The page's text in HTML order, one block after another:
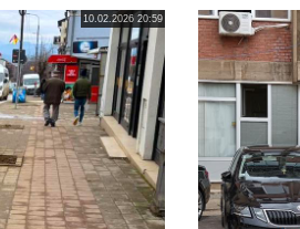
10.02.2026 20:59